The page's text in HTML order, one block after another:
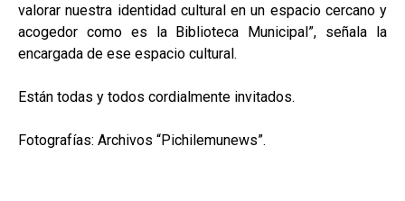
valorar nuestra identidad cultural en un espacio cercano y
acogedor como es la Biblioteca Municipal”, señala la
encargada de ese espacio cultural.
Están todas y todos cordialmente invitados.
Fotografías: Archivos “Pichilemunews”.